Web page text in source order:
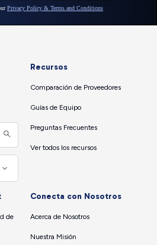
Recursos
Comparación de Proveedores
Guías de Equipo
Preguntas Frecuentes
Ver todos los recursos
de
Conecta con Nosotros
Acerca de Nosotros
Nuestra Misión